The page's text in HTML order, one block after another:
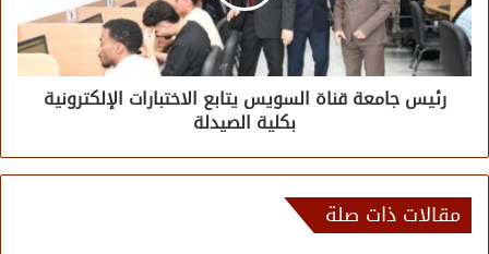
رئيس جامعة قناة السويس يتابع الاختبارات الإلكترونية
بكلية الصيدلة
مقالات ذات صلة